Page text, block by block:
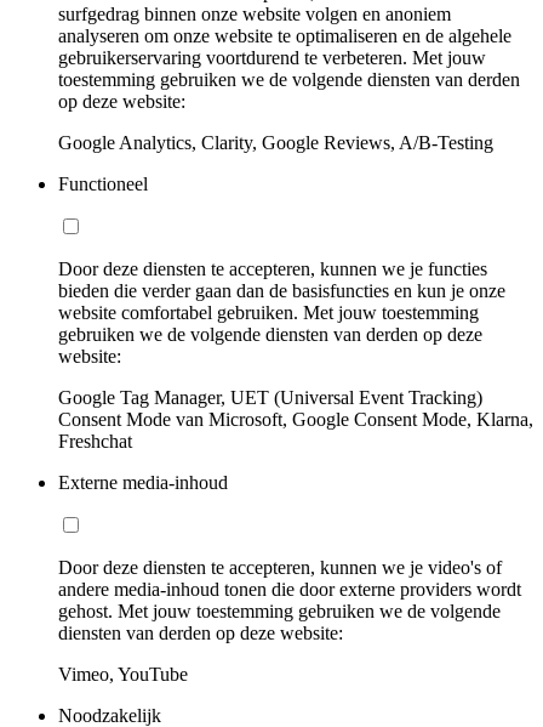
surfgedrag binnen onze website volgen en anoniem
analyseren om onze website te optimaliseren en de algehele
gebruikerservaring voortdurend te verbeteren. Met jouw
toestemming gebruiken we de volgende diensten van derden
op deze website:
Google Analytics, Clarity, Google Reviews, A/B-Testing
Functioneel
Door deze diensten te accepteren, kunnen we je functies
bieden die verder gaan dan de basisfuncties en kun je onze
website comfortabel gebruiken. Met jouw toestemming
gebruiken we de volgende diensten van derden op deze
website:
Google Tag Manager, UET (Universal Event Tracking)
Consent Mode van Microsoft, Google Consent Mode, Klarna,
Freshchat
Externe media-inhoud
Door deze diensten te accepteren, kunnen we je video's of
andere media-inhoud tonen die door externe providers wordt
gehost. Met jouw toestemming gebruiken we de volgende
diensten van derden op deze website:
Vimeo, YouTube
Noodzakelijk